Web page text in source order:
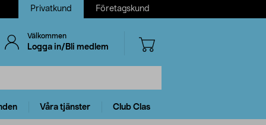
Privatkund Företagskund
Välkommen
Logga in/Bli medlem
Våra tjänster Club Clas